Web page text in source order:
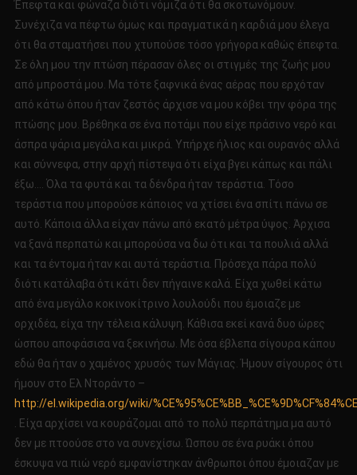
Έπεφτα και φώναζα διότι νόμιζα ότι θα σκοτωνόμουν.
Συνέχιζα να πέφτω όμως και πραγματικά η καρδιά μου έλεγα
ότι θα σταματήσει που χτυπούσε τόσο γρήγορα καθώς έπεφτα.
Σε όλη μου την πτώση πέρασαν όλες οι στιγμές της ζωής μου
από μπροστά μου. Μα τότε ξαφνικά ένας αέρας που ερχόταν
από κάτω όπου ήταν ζεστός άρχισε να μου κόβει την φόρα της
πτώσης μου. Βρέθηκα σε ένα ποτάμι που είχε πράσινο νερό και
άσπρα ψάρια μεγάλα και μικρά. Υπήρχε ήλιος και ουρανός αλλά
και σύννεφα, στην αρχή πίστεψα ότι είχα βγει κάπως και πάλι
έξω…. Όλα τα φυτά και τα δένδρα ήταν τεράστια. Τόσο
τεράστια που μπορούσε κάποιος να χτίσει ένα σπίτι πάνω σε
αυτό. Κάποια άλλα είχαν πάνω από εκατό μέτρα ύψος. Άρχισα
να ξανά περπατώ και μπορούσα να δω ότι και τα πουλιά αλλά
και τα έντομα ήταν και αυτά τεράστια. Πρόσεχα πάρα πολύ
διότι κατάλαβα ότι κάτι δεν πήγαινε καλά. Είχα χωθεί κάτω
από ένα μεγάλο κοκινοκίτρινο λουλούδι που έμοιαζε με
ορχιδέα, είχα την τέλεια κάλυψη. Κάθισα εκεί κανά δυο ώρες
ώσπου αποφάσισα να ξεκινήσω. Με όσα έβλεπα σίγουρα κάπου
εδώ θα ήταν ο χαμένος χρυσός των Μάγιας. Ήμουν σίγουρος ότι
ήμουν στο Ελ Ντοράντο –
http://el.wikipedia.org/wiki/
. Είχα αρχίσει να κουράζομαι από το πολύ περπάτημα μα αυτό
δεν με πτοούσε στο να συνεχίσω. Ώσπου σε ένα ρυάκι όπου
έσκυψα να πιώ νερό εμφανίστηκαν άνθρωποι όπου έμοιαζαν με